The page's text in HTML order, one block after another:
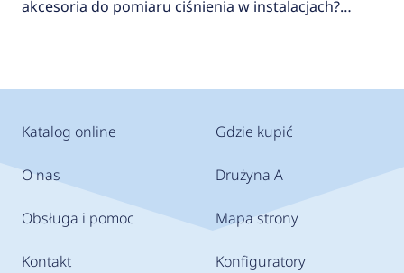
akcesoria do pomiaru ciśnienia w instalacjach?
Katalog online
O nas
Obsługa i pomoc
Kontakt
Gdzie kupić
Drużyna A
Mapa strony
Konfiguratory